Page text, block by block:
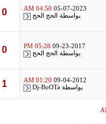
05-07-2023
04:50 AM
بواسطةالحج الحج
09-23-2017
05:28 PM
بواسطةالحج الحج
09-04-2012
01:20 AM
بواسطةDj-BoOTa